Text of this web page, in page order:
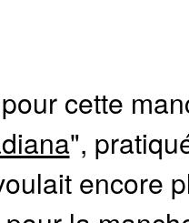
cette
",
encore